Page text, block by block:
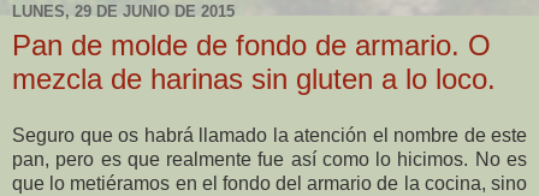
LUNES, 29 DE JUNIO DE 2015
Pan de molde de fondo de armario. O
mezcla de harinas sin gluten a lo loco.
Seguro que os habrá llamado la atención el nombre de este
pan, pero es que realmente fue así como lo hicimos. No es
que lo metiéramos en el fondo del armario de la cocina, sino